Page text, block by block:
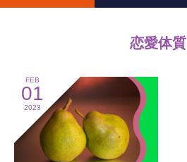
恋愛体質
FEB
01
2023